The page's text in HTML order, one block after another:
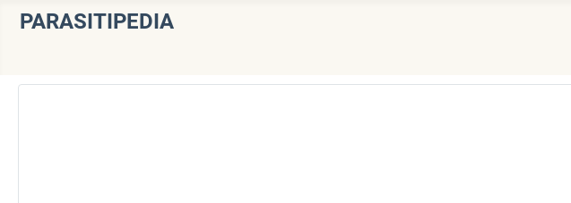
PARASITIPEDIA